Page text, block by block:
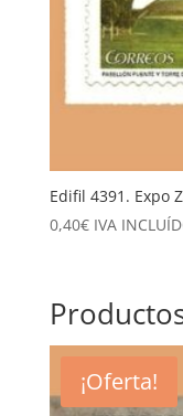
Edifil 4391. Expo
0,40€ IVA
¡Oferta!